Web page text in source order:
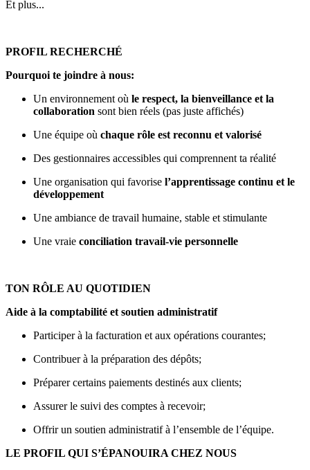
Et plus...
PROFIL RECHERCHÉ
Pourquoi te joindre à nous:
Un environnement où le respect, la bienveillance et la
collaboration sont bien réels (pas juste affichés)
Une équipe où chaque rôle est reconnu et valorisé
Des gestionnaires accessibles qui comprennent ta réalité
Une organisation qui favorise l’apprentissage continu et le
développement
Une ambiance de travail humaine, stable et stimulante
Une vraie conciliation travail-vie personnelle
TON RÔLE AU QUOTIDIEN
Aide à la comptabilité et soutien administratif
Participer à la facturation et aux opérations courantes;
Contribuer à la préparation des dépôts;
Préparer certains paiements destinés aux clients;
Assurer le suivi des comptes à recevoir;
Offrir un soutien administratif à l’ensemble de l’équipe.
LE PROFIL QUI S’ÉPANOUIRA CHEZ NOUS